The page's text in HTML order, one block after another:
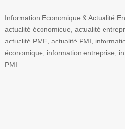
Information Economique & Actualité
actualité économique, actualité
actualité PME, actualité PMI,
économique, information entreprise,
PMI